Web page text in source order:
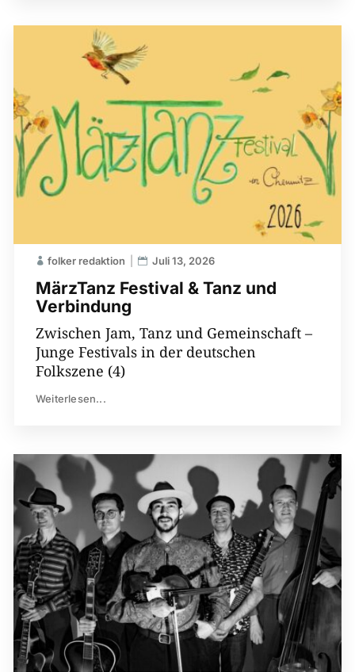
MärzTanz Festival & Tanz und
Verbindung
folker redaktion Juli 13, 2026
Zwischen Jam, Tanz und Gemeinschaft –
Junge Festivals in der deutschen
Folkszene (4)
Weiterlesen...